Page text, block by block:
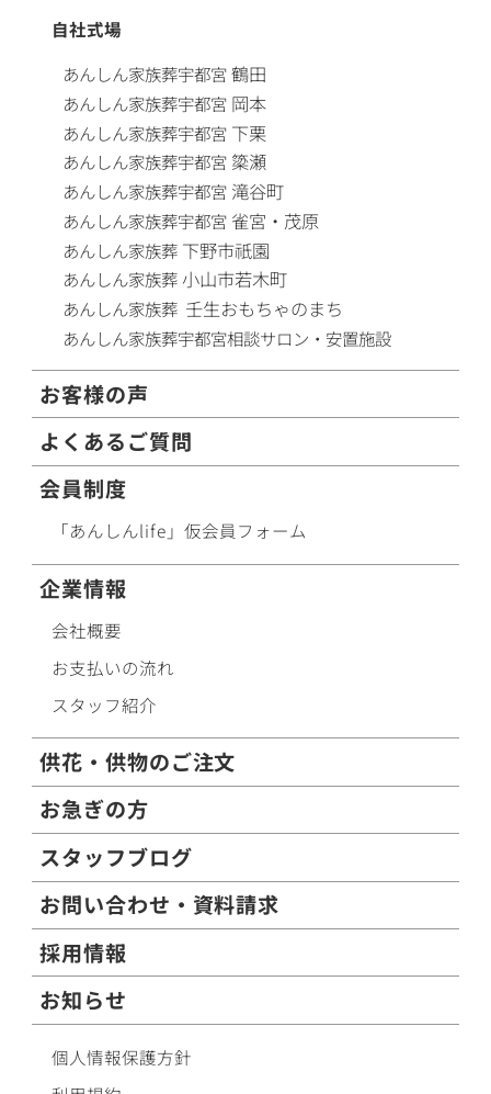
自社式場
あんしん家族葬宇都宮鶴田
あんしん家族葬宇都宮 岡本
あんしん家族葬宇都宮 下栗
あんしん家族葬宇都宮 簗瀬
あんしん家族葬宇都宮 滝谷町
あんしん家族葬宇都宮 雀宮・茂原
あんしん家族葬 下野市祇園
あんしん家族葬小山市若木町
あんしん家族葬 壬生おもちゃのまち
あんしん家族葬宇都宮相談サロン・安置施設
お客様の声
よくあるご質問
会員制度
「あんしんlife」仮会員フォーム
企業情報
会社概要
お支払いの流れ
スタッフ紹介
供花・供物のご注文
お急ぎの方
スタッフブログ
お問い合わせ・資料請求
採用情報
お知らせ
個人情報保護方針